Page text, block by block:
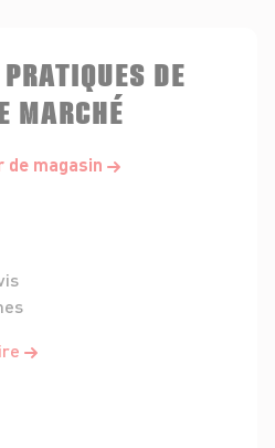
DE
MARCHÉ
de magasin